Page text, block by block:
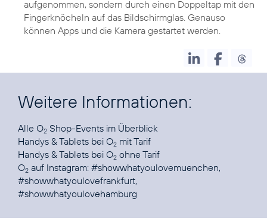
aufgenommen, sondern durch einen Doppeltap mit den
Fingerknöcheln auf das Bildschirmglas. Genauso
können Apps und die Kamera gestartet werden.
Weitere Informationen:
Alle O2 Shop-Events
Handys & Tablets bei O2
Handys & Tablets bei O2 ohne Tarif
O2 auf Instagram: #showwhatyoulovemuenchen,
#showwhatyoulovefrankfurt,
#showwhatyoulovehamburg